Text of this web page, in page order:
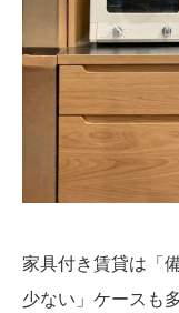
家具付き賃貸は「
少ない」ケースも